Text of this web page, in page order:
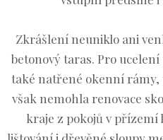
Zkrášlení neuniklo ani
betonový taras. Pro
také natřené okenní rámy,
však nemohla renovace
kraje z pokojů v přízemí